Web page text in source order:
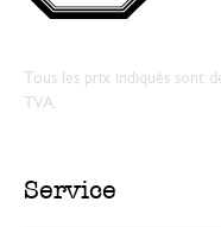
Tous les prix indiqués sont
TVA.
Service